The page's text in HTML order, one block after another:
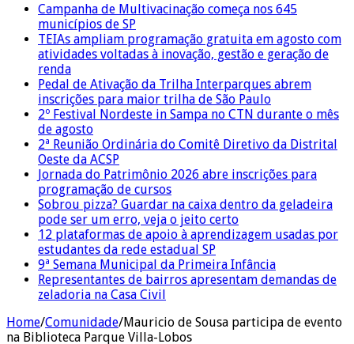
Campanha de Multivacinação começa nos 645
municípios de SP
TEIAs ampliam programação gratuita em agosto com
atividades voltadas à inovação, gestão e geração de
renda
Pedal de Ativação da Trilha Interparques abrem
inscrições para maior trilha de São Paulo
2º Festival Nordeste in Sampa no CTN durante o mês
de agosto
2ª Reunião Ordinária do Comitê Diretivo da Distrital
Oeste da ACSP
Jornada do Patrimônio 2026 abre inscrições para
programação de cursos
Sobrou pizza? Guardar na caixa dentro da geladeira
pode ser um erro, veja o jeito certo
12 plataformas de apoio à aprendizagem usadas por
estudantes da rede estadual SP
9ª Semana Municipal da Primeira Infância
Representantes de bairros apresentam demandas de
zeladoria na Casa Civil
Home/Comunidade/Mauricio de Sousa participa de evento
na Biblioteca Parque Villa-Lobos